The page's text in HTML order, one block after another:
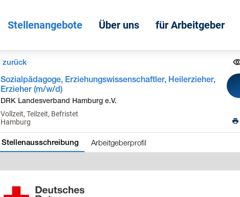
Stellenangebote Über uns für Arbeitgeber
zurück
Sozialpädagoge, Erziehungswissenschaftler, Heilerzieher,
Erzieher (m/w/d)
DRK Landesverband Hamburg e.V.
Vollzeit, Teilzeit, Befristet
Hamburg
Stellenausschreibung Arbeitgeberprofil